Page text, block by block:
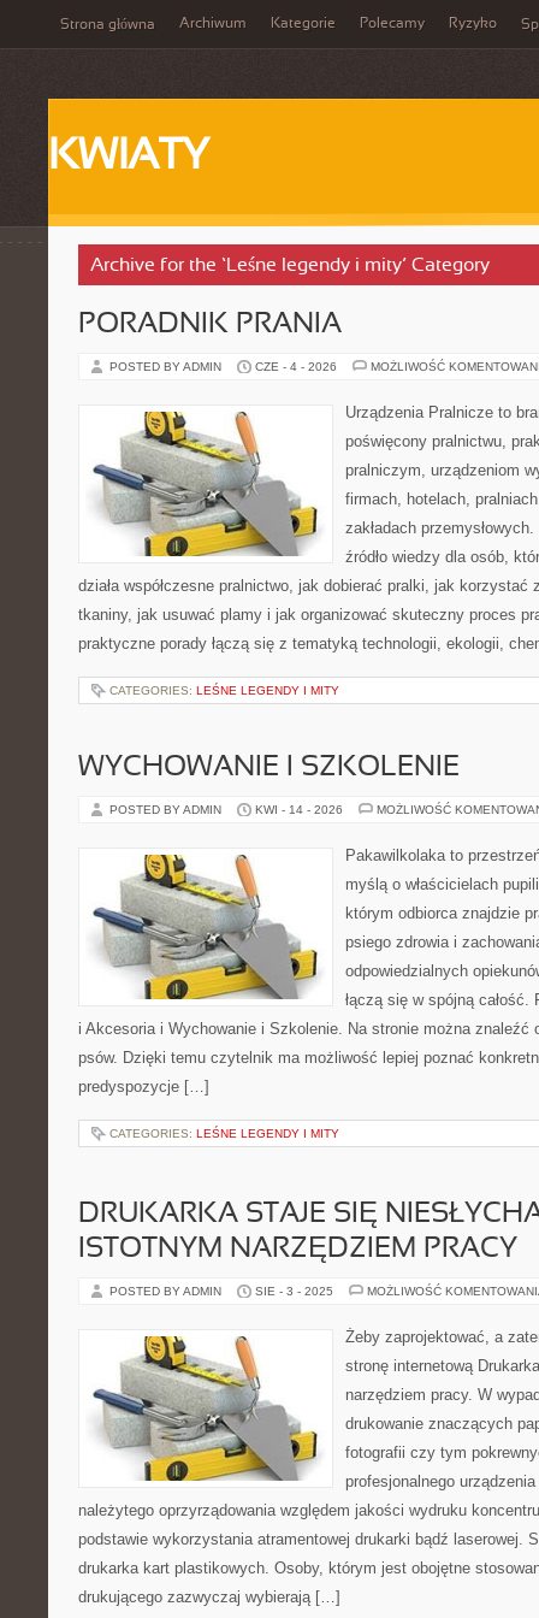
Strona główna Archiwum Kategorie Polecamy Ryzyko
KWIATY
Archive for the ‘Leśne legendy i mity’ Category
PORADNIK PRANIA
POSTED BY ADMIN CZE - 4 - 2026 MOŻLIWOŚĆ
Urządzenia Pralnicze to
poświęcony pralnictwu,
pralniczym, urządzeniom
firmach, hotelach,
zakładach
źródło wiedzy dla osób,
działa współczesne pralnictwo, jak dobierać pralki, jak korzystać
tkaniny, jak usuwać plamy i jak organizować skuteczny proces
praktyczne porady łączą się z tematyką technologii, ekologii,
CATEGORIES: LEŚNE LEGENDY I MITY
WYCHOWANIE I SZKOLENIE
POSTED BY ADMIN KWI - 14 - 2026 MOŻLIWOŚĆ
Pakawilkolaka to
myślą o właścicielach
którym odbiorca znajdzie
psiego zdrowia i
odpowiedzialnych
łączą się w spójną
i Akcesoria i Wychowanie i Szkolenie. Na stronie można znaleźć
psów. Dzięki temu czytelnik ma możliwość lepiej poznać
predyspozycje […]
CATEGORIES: LEŚNE LEGENDY I MITY
DRUKARKA STAJE SIĘ
ISTOTNYM NARZĘDZIEM PRACY
POSTED BY ADMIN SIE - 3 - 2025 MOŻLIWOŚĆ
Żeby zaprojektować, a
stronę internetową
narzędziem pracy. W
drukowanie znaczących
fotografii czy tym
profesjonalnego
należytego oprzyrządowania względem jakości wydruku
podstawie wykorzystania atramentowej drukarki bądź laserowej.
drukarka kart plastikowych. Osoby, którym jest obojętne
drukującego zazwyczaj wybierają […]